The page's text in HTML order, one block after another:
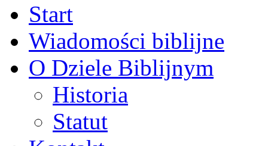
Start
Wiadomości biblijne
O Dziele Biblijnym
Historia
Statut